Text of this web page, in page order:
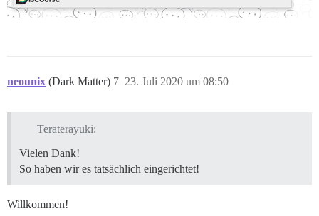
neounix (Dark Matter) 23. Juli 2020 um 08:50
7
Teraterayuki:
Vielen Dank!
So haben wir es tatsächlich eingerichtet!
Willkommen!